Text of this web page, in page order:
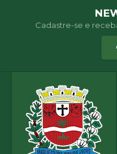
Cadastre-se e